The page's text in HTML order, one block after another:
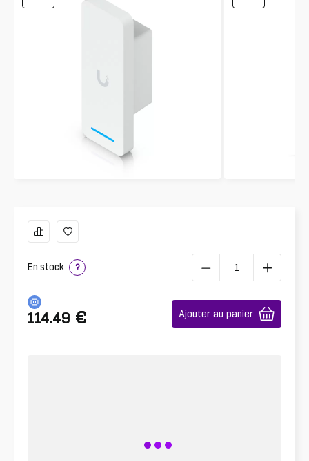
En stock ?
114.49 € Ajouter au panier